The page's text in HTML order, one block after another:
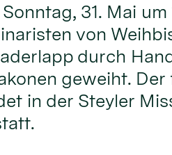
31. Mai um
von
durch
geweiht. Der
in der Steyler